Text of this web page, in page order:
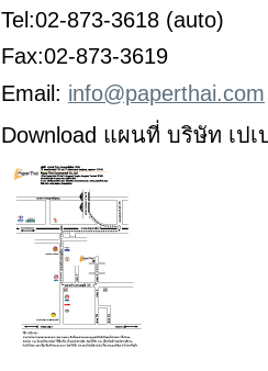
Tel:02-873-3618 (auto)
Fax:02-873-3619
Email: info@paperthai.com
Download แผนที่ บริษัท เป